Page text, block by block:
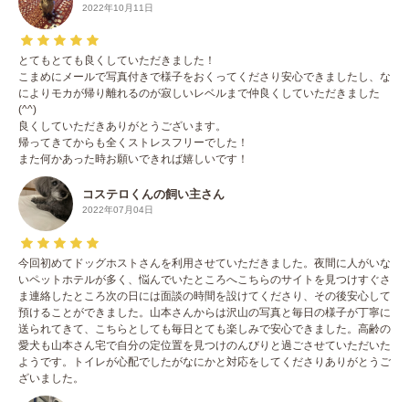
2022年10月11日
とてもとても良くしていただきました！
こまめにメールで写真付きで様子をおくってくださり安心できましたし、な
によりモカが帰り離れるのが寂しいレベルまで仲良くしていただきました
(^^)
良くしていただきありがとうございます。
帰ってきてからも全くストレスフリーでした！
また何かあった時お願いできれば嬉しいです！
コステロくんの飼い主さん
2022年07月04日
今回初めてドッグホストさんを利用させていただきました。夜間に人がいな
いペットホテルが多く、悩んでいたところへこちらのサイトを見つけすぐさ
ま連絡したところ次の日には面談の時間を設けてくださり、その後安心して
預けることができました。山本さんからは沢山の写真と毎日の様子が丁寧に
送られてきて、こちらとしても毎日とても楽しみで安心できました。高齢の
愛犬も山本さん宅で自分の定位置を見つけのんびりと過ごさせていただいた
ようです。トイレが心配でしたがなにかと対応をしてくださりありがとうご
ざいました。